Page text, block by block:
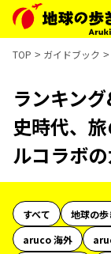
TOP ガイドブック
ランキン
史時代、
ルコラボ
すべて 地球の
aruco 海外